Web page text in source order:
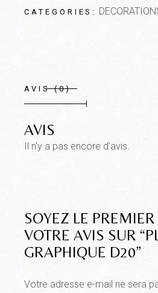
CATEGORIES:
AVIS (0)
AVIS
Il n’y a pas encore d’avis.
SOYEZ LE
VOTRE AVIS SUR
GRAPHIQUE D20”
Votre adresse e-mail ne sera